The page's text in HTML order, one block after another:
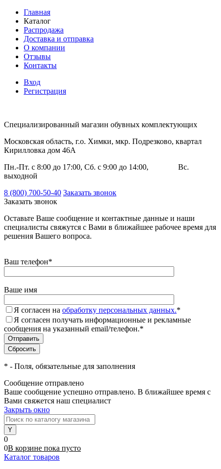
Главная
Каталог
Распродажа
Доставка и отправка
О компании
Отзывы
Контакты
Вход
Регистрация
Специализированный магазин обувных комплектующих
Московская область, г.о. Химки, мкр. Подрезково, квартал
Кирилловка дом 46А
Пн.-Пт. с 8:00 до 17:00, Сб. с 9:00 до 14:00, Вс.
выходной
8 (800) 700-50-40 Заказать звонок
Заказать звонок
Оставьте Ваше сообщение и контактные данные и наши
специалисты свяжутся с Вами в ближайшее рабочее время для
решения Вашего вопроса.
Ваш телефон*
Ваше имя
Я согласен на обработку персональных данных.*
Я согласен получать информационные и рекламные
сообщения на указанный email/телефон.*
* - Поля, обязательные для заполнения
Сообщение отправлено
Ваше сообщение успешно отправлено. В ближайшее время с
Вами свяжется наш специалист
Закрыть окно
0
0В корзине пока пусто
Каталог товаров